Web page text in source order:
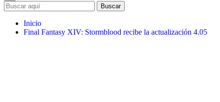
Buscar
Inicio
Final Fantasy XIV: Stormblood recibe la actualización 4.05